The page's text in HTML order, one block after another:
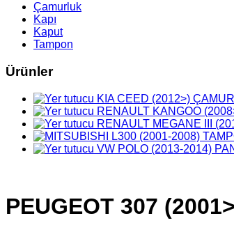
Çamurluk
Kapı
Kaput
Tampon
Ürünler
KIA CEED (2012>)
RENAULT KANGOO
RENAULT MEGANE III
VW POLO (2013-2014)
PEUGEOT 307